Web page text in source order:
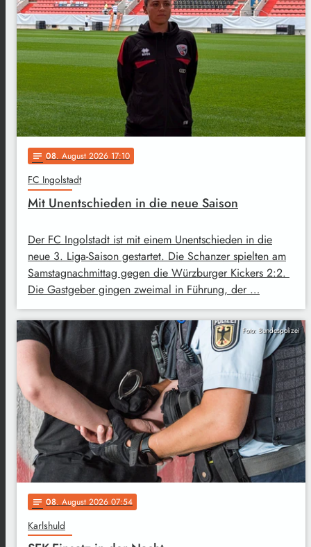
notes 08. August 2026 17:10
FC Ingolstadt
Mit Unentschieden in die neue Saison
Der FC Ingolstadt ist mit einem Unentschieden in die
neue 3. Liga-Saison gestartet. Die Schanzer spielten am
Samstagnachmittag gegen die Würzburger Kickers 2:2.
Die Gastgeber gingen zweimal in Führung, der …
Foto: Bundespolizei
notes 08. August 2026 07:54
Karlshuld